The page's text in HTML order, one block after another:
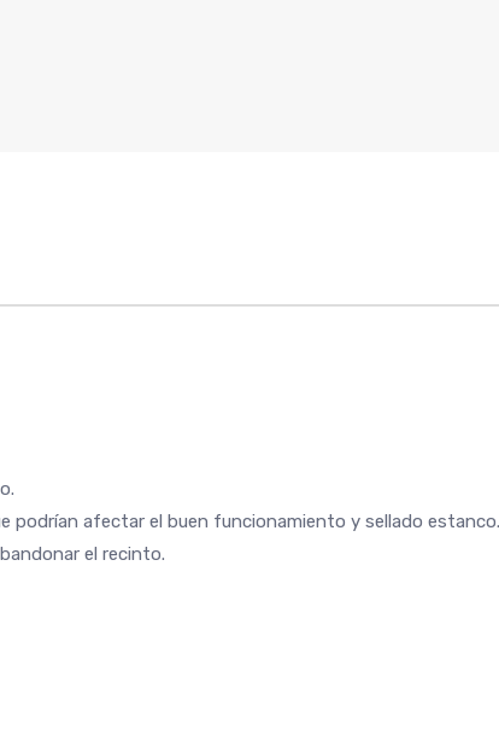
podrían afectar el buen funcionamiento y sellado estanco.
el recinto.